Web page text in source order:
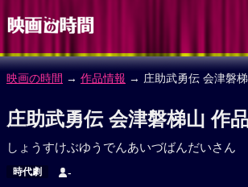
映画の時間 → 作品情報 → 庄助武勇伝 会津磐
庄助武勇伝 会津磐梯山 作
しょうすけぶゆうでんあいづばんだいさん
時代劇 -